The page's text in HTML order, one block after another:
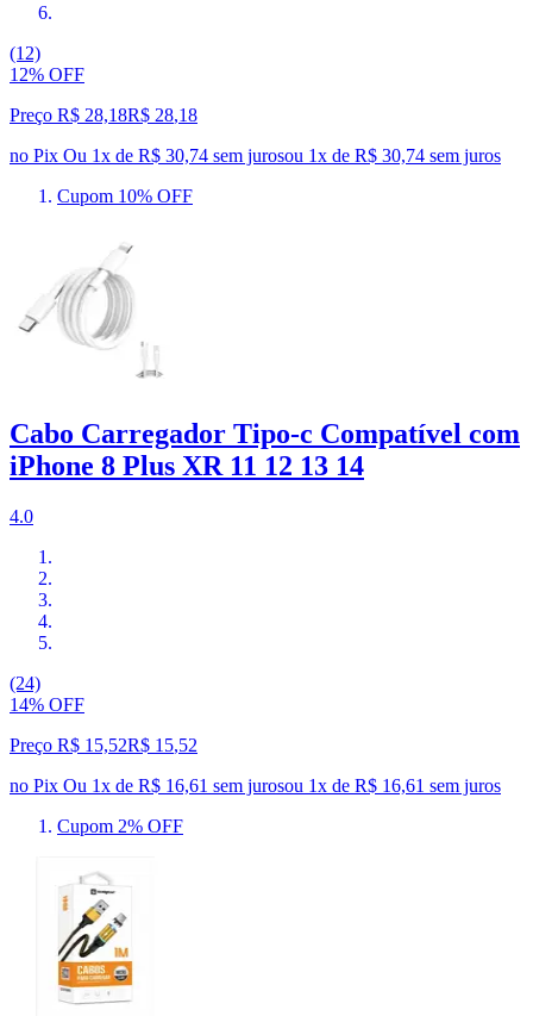
(12)
12% OFF
Preço R$ 28,18R$ 28,18
no Pix Ou 1x de R$ 30,74 sem jurosou 1x de R$ 30,74 sem juros
Cupom 10% OFF
Cabo Carregador Tipo-c Compatível com
iPhone 8 Plus XR 11 12 13 14
4.0
(24)
14% OFF
Preço R$ 15,52R$ 15,52
no Pix Ou 1x de R$ 16,61 sem jurosou 1x de R$ 16,61 sem juros
Cupom 2% OFF